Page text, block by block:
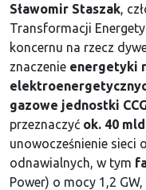
Sławomir Staszak,
Transformacji
koncernu na rzecz
znaczenie energetyki
gazowe jednostki
przeznaczyć ok. 40 mld
unowocześnienie sieci
odnawialnych, w tym
Power) o mocy 1,2